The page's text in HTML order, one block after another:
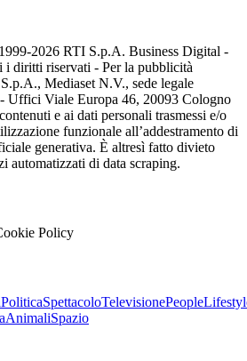
2026 RTI S.p.A. Business Digital -
i diritti riservati - Per la pubblicità
Mediaset N.V., sede legale
Uffici Viale Europa 46, 20093 Cologno
e ai dati personali trasmessi e/o
funzionale all’addestramento di
generativa. È altresì fatto divieto
automatizzati di data scraping.
Policy
PoliticaSpettacoloTelevisionePeople
AnimaliSpazio